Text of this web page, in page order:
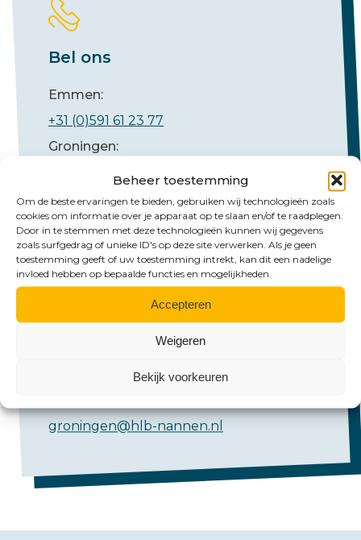
Beheer toestemming
Om de beste ervaringen te bieden, gebruiken wij technologieën zoals
cookies om informatie over je apparaat op te slaan en/of te raadplegen.
Door in te stemmen met deze technologieën kunnen wij gegevens
zoals surfgedrag of unieke ID's op deze site verwerken. Als je geen
toestemming geeft of uw toestemming intrekt, kan dit een nadelige
invloed hebben op bepaalde functies en mogelijkheden.
Accepteren
Weigeren
Bekijk voorkeuren
Bel ons
Emmen:
+31 (0)591 61 23 77
Groningen:
+31 (0)50 526 65 33
emmen@hlb-nannen.nl
groningen@hlb-nannen.nl